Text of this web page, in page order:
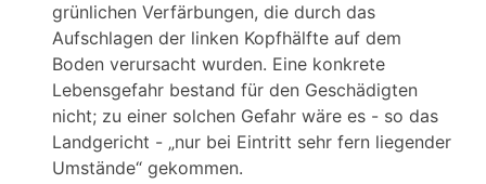
grünlichen Verfärbungen, die durch das
Aufschlagen der linken Kopfhälfte auf dem
Boden verursacht wurden. Eine konkrete
Lebensgefahr bestand für den Geschädigten
nicht; zu einer solchen Gefahr wäre es - so das
Landgericht - „nur bei Eintritt sehr fern liegender
Umstände“ gekommen.